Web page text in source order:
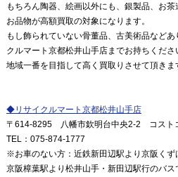
もちろん陶器、絵画以外にも、銀製品、お
お品物が高額買取の対象になります。
もし飾られていない骨董品、古美術品など
クルマート京都松井山手店までお持ちくださ
地域一番を目指して高く買取りさせて頂きま
◆リサイクルマート京都松井山手店
〒 614-8295八幡市欽明台中央2-2 コスト
TEL
： 075-874-1777
※お車のない方：近鉄新田辺駅より京阪くず
京阪樟葉駅より松井山手・新田辺駅行のバ